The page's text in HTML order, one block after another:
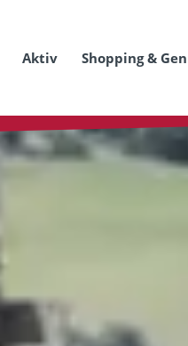
Aktiv Shopping &